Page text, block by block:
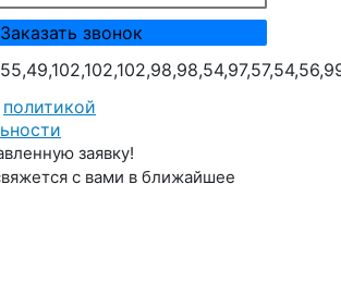
политикой
заявку!
с вами в ближайшее